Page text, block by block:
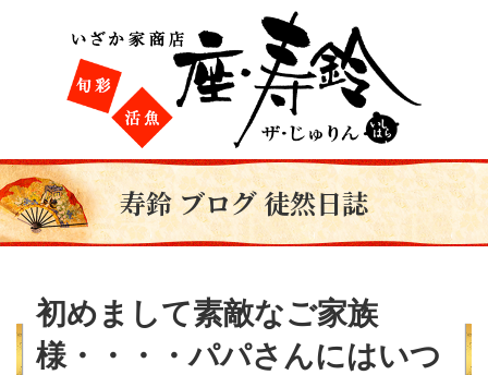
寿鈴 ブログ 徒然日誌
初めまして素敵なご家族
様・・・・パパさんにはいつ